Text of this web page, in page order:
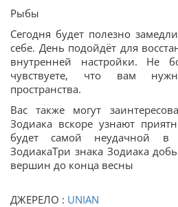
Рыбы
Сегодня будет полезно
себе. День подойдёт для
внутренней настройки. Не
чувствуете, что вам
пространства.
Вас также могут
Зодиака вскоре узнают
будет самой неудачной в
ЗодиакаТри знака Зодиака
вершин до конца весны
ДЖЕРЕЛО : UNIAN